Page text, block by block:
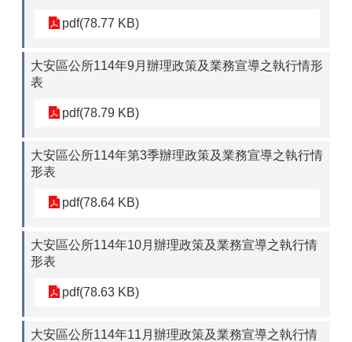
pdf(78.77 KB)
大安區公所114年9月辦理政策及業務宣導之執行情形
表
pdf(78.79 KB)
大安區公所114年第3季辦理政策及業務宣導之執行情
形表
pdf(78.64 KB)
大安區公所114年10月辦理政策及業務宣導之執行情
形表
pdf(78.63 KB)
大安區公所114年11月辦理政策及業務宣導之執行情